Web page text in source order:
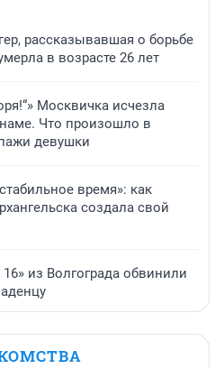
рассказывавшая о борьбе
в возрасте 26 лет
Москвичка исчезла
Что произошло в
девушки
время»: как
создала свой
из Волгограда обвинили